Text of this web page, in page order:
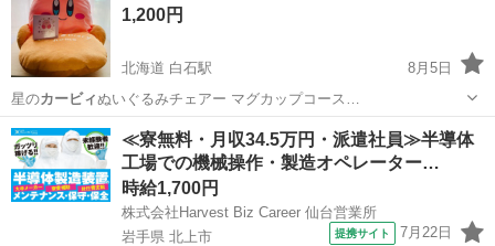
1,200円
北海道 白石駅
8月5日
星のカービィぬいぐるみチェアー マグカップコース…
北海道 札幌市 白石駅 おもちゃ
≪寮無料・月収34.5万円・派遣社員≫半導体
工場での機械操作・製造オペレーター…
時給1,700円
株式会社Harvest Biz Career 仙台営業所
岩手県 北上市
提携サイト 7月22日